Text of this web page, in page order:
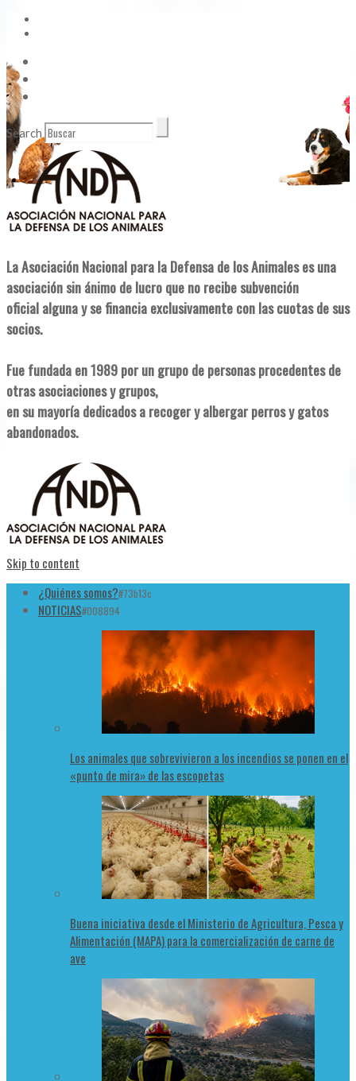
Search
La Asociación Nacional para la Defensa de los Animales es una
asociación sin ánimo de lucro que no recibe subvención
oficial alguna y se financia exclusivamente con las cuotas de sus
socios.
Fue fundada en 1989 por un grupo de personas procedentes de
otras asociaciones y grupos,
en su mayoría dedicados a recoger y albergar perros y gatos
abandonados.
Skip to content
¿Quiénes somos?#73b13c
NOTICIAS#008894
Los animales que sobrevivieron a los incendios se ponen en el
«punto de mira» de las escopetas
Buena iniciativa desde el Ministerio de Agricultura, Pesca y
Alimentación (MAPA) para la comercialización de carne de
ave